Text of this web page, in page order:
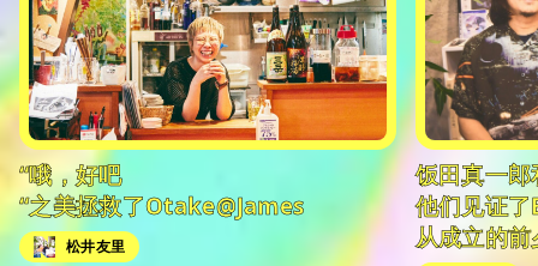
“哦，好吧
“之美拯救了Otake@James
松井友里
饭田真一
他们见证
从成立的